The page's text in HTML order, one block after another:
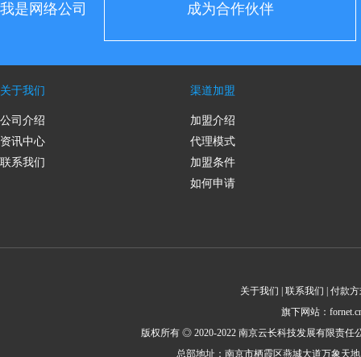
我是网络公司 成为合作伙伴
关于我们
公司介绍
资讯中心
联系我们
渠道加盟
加盟介绍
代理模式
加盟条件
如何申请
关于我们 | 联系我们 | 付款
旗下网站：
版权所有 ◎ 2020-2022 南京云长科技发展有限责任
总部地址：南京市栖霞区燕城大道万象天地